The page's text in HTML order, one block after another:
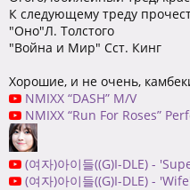
К следующему треду
"Оно"Л. Толстого
"Война и Мир" Сст. Кинг
Хорошие, и не очень,
NMIXX “DASH” M/V
NMIXX “Run For Roses”
(여자)아이들((G)I-DLE) -
(여자)아이들((G)I-DLE) -